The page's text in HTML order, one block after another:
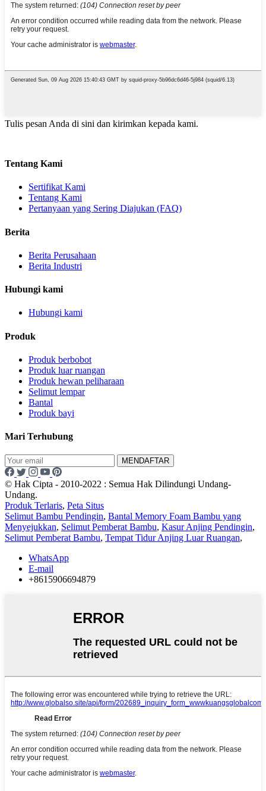
Tulis pesan Anda di sini dan kirimkan kepada kami.
Tentang Kami
Sertifikat Kami
Tentang Kami
Pertanyaan yang Sering Diajukan (FAQ)
Berita
Berita Perusahaan
Berita Industri
Hubungi kami
Hubungi kami
Produk
Produk berbobot
Produk luar ruangan
Produk hewan peliharaan
Selimut lempar
Bantal
Produk bayi
Mari Terhubung
MENDAFTAR
© Hak Cipta - 2010-2022 : Semua Hak Dilindungi Undang-
Undang.
Produk Terlaris, Peta Situs
Selimut Bambu Pendingin, Bantal Memory Foam Bambu yang
Menyejukkan, Selimut Pemberat Bambu, Kasur Anjing Pendingin,
Selimut Pemberat Bambu, Tempat Tidur Anjing Luar Ruangan,
WhatsApp
E-mail
+8615906694879